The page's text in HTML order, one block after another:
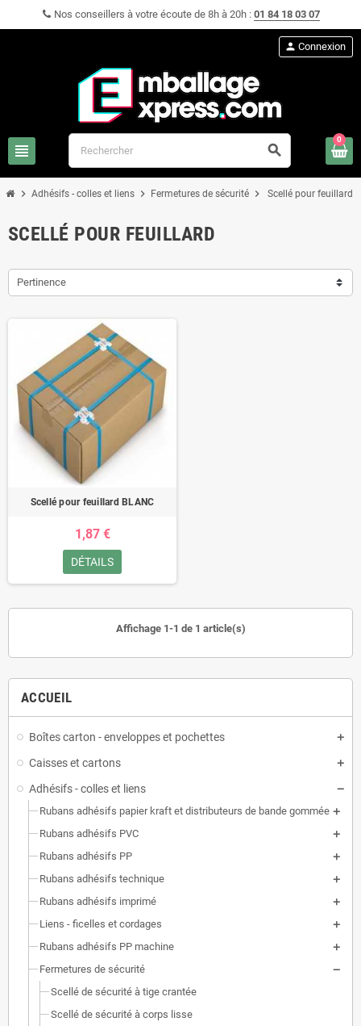
Nos conseillers à votre écoute de 8h à 20h : 01 84 18 03 07
view_headline search
person Connexion
0
chevron_right Adhésifs - colles et liens chevron_right Fermetures de sécurité chevron_right Scellé pour feuillard
ACCUEIL
Boîtes carton - enveloppes et pochettes
Caisses et cartons
Adhésifs - colles et liens
Rubans adhésifs papier kraft et distributeurs de bande gommée
Rubans adhésifs PVC
Rubans adhésifs PP
Rubans adhésifs technique
Rubans adhésifs imprimé
Liens - ficelles et cordages
Rubans adhésifs PP machine
Fermetures de sécurité
Scellé de sécurité à tige crantée
Scellé de sécurité à corps lisse
SCELLÉ POUR FEUILLARD
Pertinence
Scellé pour feuillard BLANC
1,87 €
DÉTAILS
Affichage 1-1 de 1 article(s)